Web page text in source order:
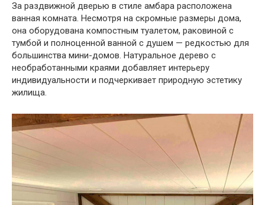
За раздвижной дверью в стиле амбара расположена
ванная комната. Несмотря на скромные размеры дома,
она оборудована компостным туалетом, раковиной с
тумбой и полноценной ванной с душем — редкостью для
большинства мини-домов. Натуральное дерево с
необработанными краями добавляет интерьеру
индивидуальности и подчеркивает природную эстетику
жилища.